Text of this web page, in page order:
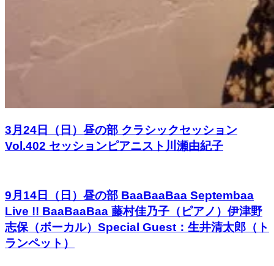
3月24日（日）昼の部 クラシックセッション
Vol.402 セッションピアニスト川瀬由紀子
9月14日（日）昼の部 BaaBaaBaa Septembaa
Live !! BaaBaaBaa 藤村佳乃子（ピアノ）伊津野
志保（ボーカル）Special Guest：生井清太郎（ト
ランペット）